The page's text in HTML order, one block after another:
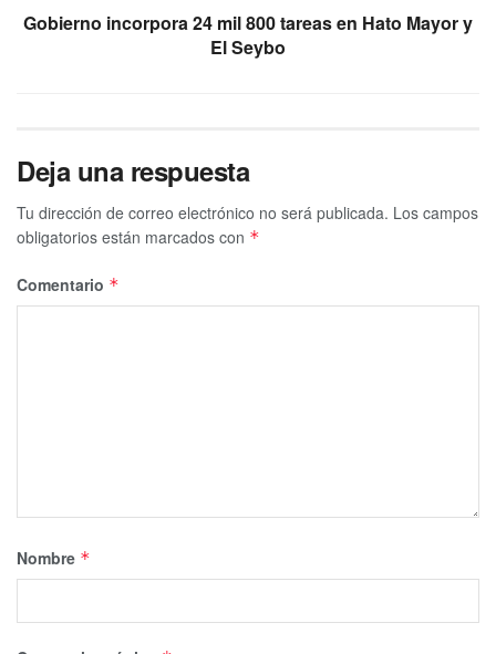
Gobierno incorpora 24 mil 800 tareas en Hato Mayor y
El Seybo
Deja una respuesta
Tu dirección de correo electrónico no será publicada. Los campos
obligatorios están marcados con *
Comentario *
Nombre *